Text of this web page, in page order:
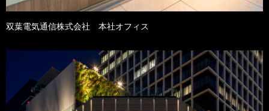
双葉電気通信株式会社 本社オフィス